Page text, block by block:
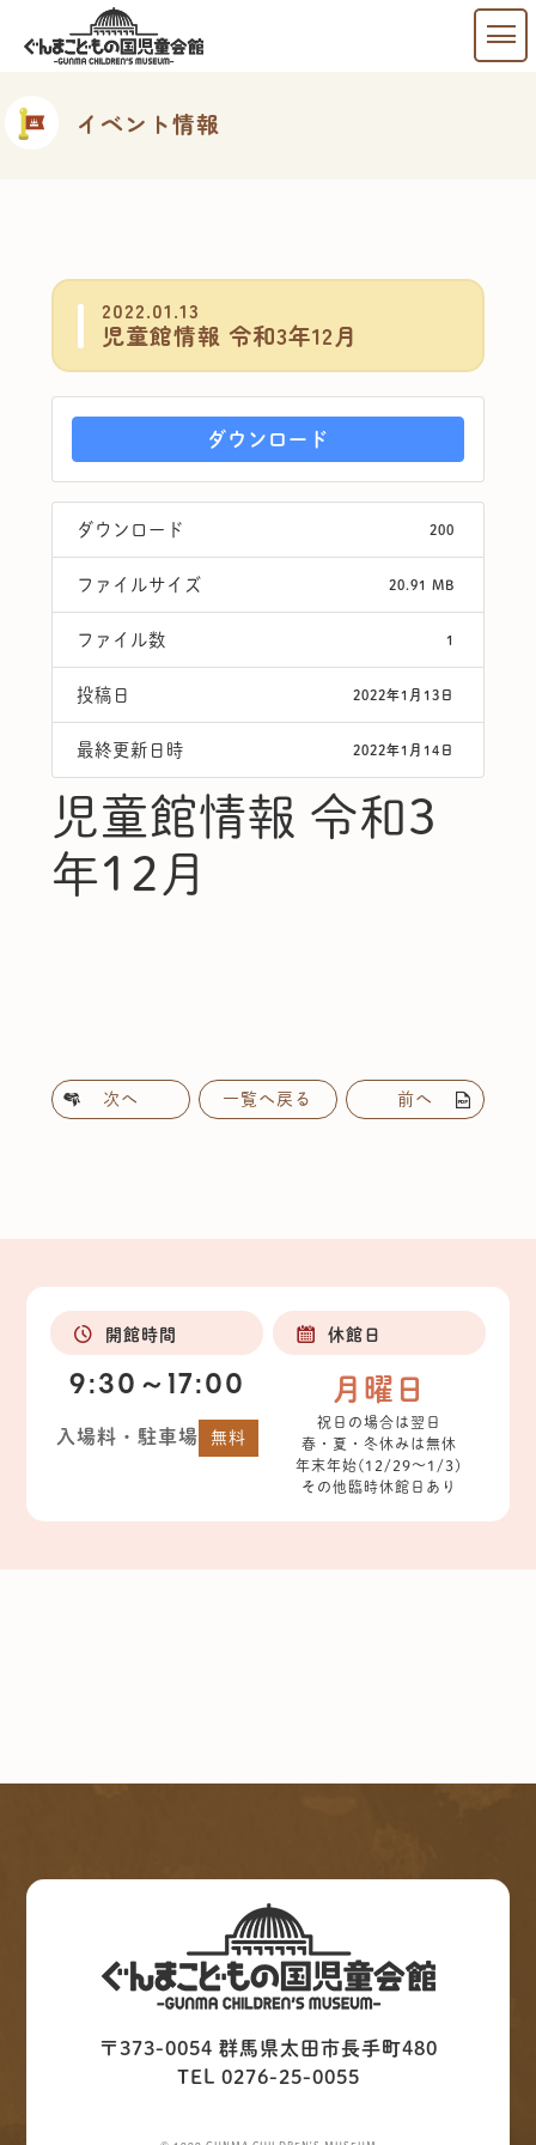
イベント情報
2022.01.13
児童館情報 令和3年12月
ダウンロード
ダウンロード 200
ファイルサイズ 20.91 MB
ファイル数 1
投稿日 2022年1月13日
最終更新日時 2022年1月14日
児童館情報 令和3
年12月
次へ 一覧へ戻る 前へ
開館時間
9:30～17:00
入場料・駐車場 無料
休館日
月曜日
祝日の場合は翌日
春・夏・冬休みは無休
年末年始(12/29～1/3)
その他臨時休館日あり
〒373-0054 群馬県太田市長手町480
TEL 0276-25-0055